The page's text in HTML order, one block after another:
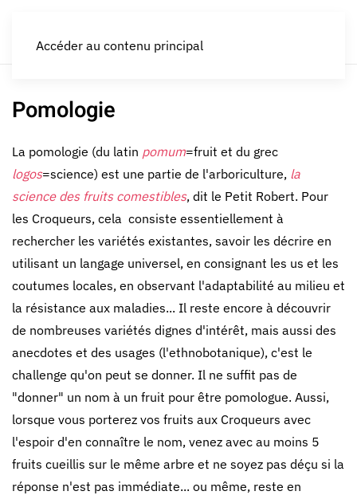
Accéder au contenu principal
Pomologie
La pomologie (du latin pomum=fruit et du grec
logos=science) est une partie de l'arboriculture, la
science des fruits comestibles, dit le Petit Robert. Pour
les Croqueurs, cela consiste essentiellement à
rechercher les variétés existantes, savoir les décrire en
utilisant un langage universel, en consignant les us et les
coutumes locales, en observant l'adaptabilité au milieu et
la résistance aux maladies... Il reste encore à découvrir
de nombreuses variétés dignes d'intérêt, mais aussi des
anecdotes et des usages (l'ethnobotanique), c'est le
challenge qu'on peut se donner. Il ne suffit pas de
"donner" un nom à un fruit pour être pomologue. Aussi,
lorsque vous porterez vos fruits aux Croqueurs avec
l'espoir d'en connaître le nom, venez avec au moins 5
fruits cueillis sur le même arbre et ne soyez pas déçu si la
réponse n'est pas immédiate... ou même, reste en